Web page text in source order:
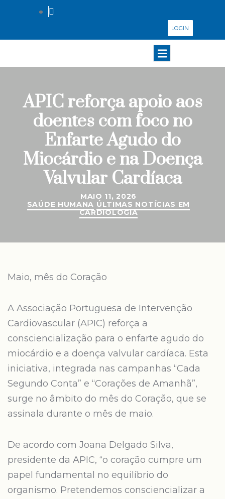
LOGIN
APIC reforça apoio aos
doentes com foco no
Enfarte Agudo do
Miocárdio e na Doença
Valvular Cardíaca
MAIO 11, 2026
SAÚDE HUMANA ÚLTIMAS NOTÍCIAS EM
CARDIOLOGIA
Maio, mês do Coração
A Associação Portuguesa de Intervenção
Cardiovascular (APIC) reforça a
consciencialização para o enfarte agudo do
miocárdio e a doença valvular cardíaca. Esta
iniciativa, integrada nas campanhas “Cada
Segundo Conta” e “Corações de Amanhã”,
surge no âmbito do mês do Coração, que se
assinala durante o mês de maio.
De acordo com Joana Delgado Silva,
presidente da APIC, “o coração cumpre um
papel fundamental no equilíbrio do
organismo. Pretendemos consciencializar a